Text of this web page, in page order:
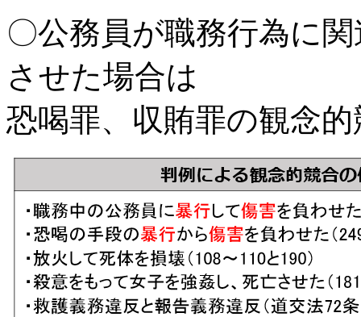
〇公務員が職務行為に
させた場合は
恐喝罪、収賄罪の観念的